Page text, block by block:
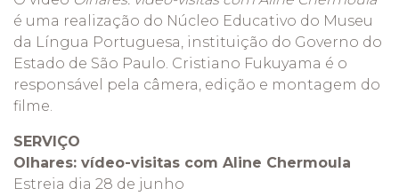
é uma realização do Núcleo Educativo do Museu
da Língua Portuguesa, instituição do Governo do
Estado de São Paulo. Cristiano Fukuyama é o
responsável pela câmera, edição e montagem do
filme.
SERVIÇO
Olhares: vídeo-visitas com Aline Chermoula
Estreia dia 28 de junho